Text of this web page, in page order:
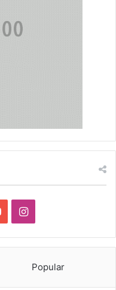
YouTubeInstagram
Popular